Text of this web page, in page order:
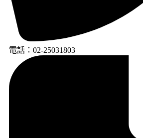
電話：02-25031803